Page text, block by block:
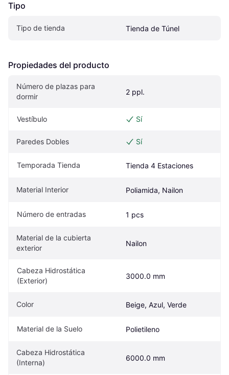
Tipo
Tipo de tienda Tienda de Túnel
Propiedades del producto
Número de plazas para
dormir
2 ppl.
Vestíbulo Sí
Paredes Dobles Sí
Temporada Tienda Tienda 4 Estaciones
Material Interior Poliamida, Nailon
Número de entradas 1 pcs
Material de la cubierta
exterior
Nailon
Cabeza Hidrostática
(Exterior)
3000.0 mm
Color Beige, Azul, Verde
Material de la Suelo Polietileno
Cabeza Hidrostática
(Interna)
6000.0 mm